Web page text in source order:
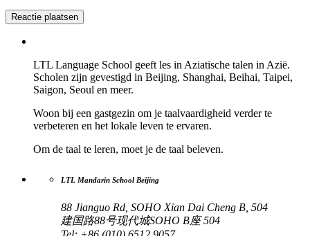
LTL Language School geeft les in Aziatische talen in Azië.
Scholen zijn gevestigd in Beijing, Shanghai, Beihai, Taipei,
Saigon, Seoul en meer.
Woon bij een gastgezin om je taalvaardigheid verder te
verbeteren en het lokale leven te ervaren.
Om de taal te leren, moet je de taal beleven.
LTL Mandarin School Beijing
88 Jianguo Rd, SOHO Xian Dai Cheng B, 504
建国路88号现代城SOHO B座 504